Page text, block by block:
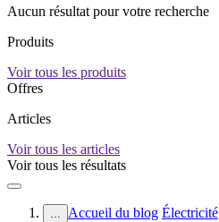
Aucun résultat pour votre recherche
Produits
Voir tous les produits
Offres
Articles
Voir tous les articles
Voir tous les résultats
... Accueil du blog Électricité